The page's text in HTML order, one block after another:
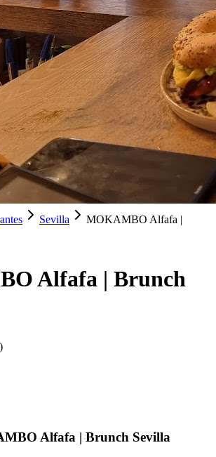
Sevilla
MOKAMBO Alfafa |
Alfafa | Brunch
Alfafa | Brunch Sevilla